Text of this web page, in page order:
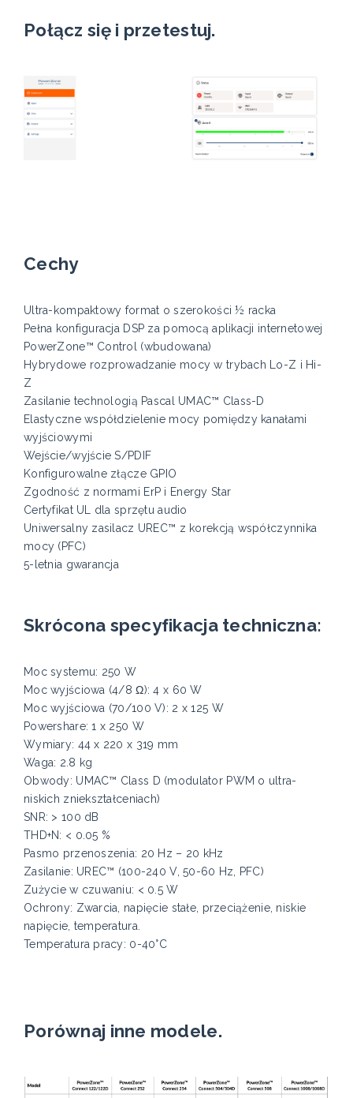
Połącz się i przetestuj.
Cechy
Ultra-kompaktowy format o szerokości ½ racka
Pełna konfiguracja DSP za pomocą aplikacji internetowej
PowerZone™ Control (wbudowana)
Hybrydowe rozprowadzanie mocy w trybach Lo-Z i Hi-
Z
Zasilanie technologią Pascal UMAC™ Class-D
Elastyczne współdzielenie mocy pomiędzy kanałami
wyjściowymi
Wejście/wyjście S/PDIF
Konfigurowalne złącze GPIO
Zgodność z normami ErP i Energy Star
Certyfikat UL dla sprzętu audio
Uniwersalny zasilacz UREC™ z korekcją współczynnika
mocy (PFC)
5-letnia gwarancja
Skrócona specyfikacja techniczna:
Moc systemu: 250 W
Moc wyjściowa (4/8 Ω): 4 x 60 W
Moc wyjściowa (70/100 V): 2 x 125 W
Powershare: 1 x 250 W
Wymiary: 44 x 220 x 319 mm
Waga: 2.8 kg
Obwody: UMAC™ Class D (modulator PWM o ultra-
niskich zniekształceniach)
SNR: > 100 dB
THD+N: < 0.05 %
Pasmo przenoszenia: 20 Hz – 20 kHz
Zasilanie: UREC™ (100-240 V, 50-60 Hz, PFC)
Zużycie w czuwaniu: < 0.5 W
Ochrony: Zwarcia, napięcie stałe, przeciążenie, niskie
napięcie, temperatura.
Temperatura pracy: 0-40°C
Porównaj inne modele.